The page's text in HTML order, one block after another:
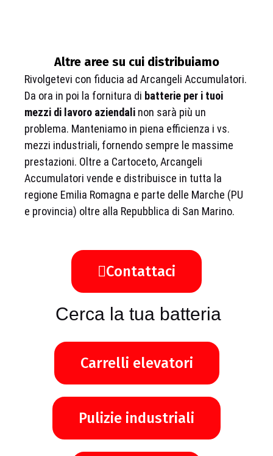
Altre aree su cui distribuiamo
Rivolgetevi con fiducia ad Arcangeli Accumulatori.
Da ora in poi la fornitura di batterie per i tuoi
mezzi di lavoro aziendali non sarà più un
problema. Manteniamo in piena efficienza i vs.
mezzi industriali, fornendo sempre le massime
prestazioni. Oltre a Cartoceto, Arcangeli
Accumulatori vende e distribuisce in tutta la
regione Emilia Romagna e parte delle Marche (PU
e provincia) oltre alla Repubblica di San Marino.
Contattaci
Cerca la tua batteria
Carrelli elevatori
Pulizie industriali